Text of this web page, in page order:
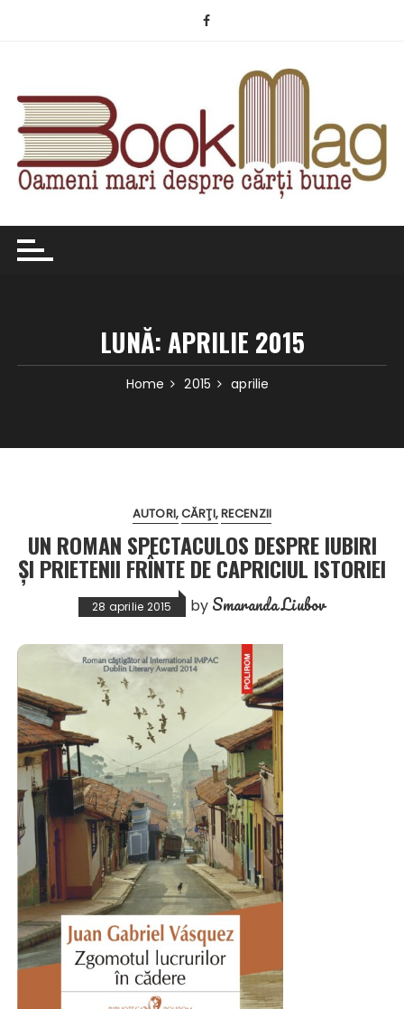
LUNĂ:APRILIE 2015
Home 2015 aprilie
AUTORI CĂRŢI RECENZII
UN ROMAN SPECTACULOS DESPRE IUBIRI
ŞI PRIETENII FRÎNTE DE CAPRICIUL ISTORIEI
28 aprilie 2015 by Smaranda Liubov